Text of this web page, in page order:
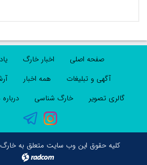
صفحه اصلی اخبار خارگ
آگهی و تبلیغات
همه اخبار
گالری تصویر
خارگ شناسی درباره
کلیه حقوق این وب سایت متعلق به
radcom